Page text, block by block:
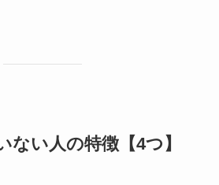
ない人の特徴【4つ】